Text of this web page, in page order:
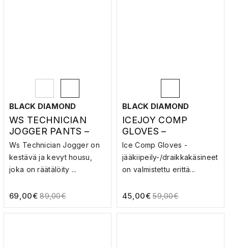
BLACK DIAMOND
WS TECHNICIAN
JOGGER PANTS –
KIIPEILYHOUSUT
Ws Technician Jogger on
kestävä ja kevyt housu,
joka on räätälöity ...
69,00€ 89,00€
BLACK DIAMOND
ICEJOY COMP
GLOVES –
JÄÄKIIPEILYHANSK
AT
Ice Comp Gloves -
jääkiipeily-/draikkakäsineet
on valmistettu erittä...
45,00€ 59,00€